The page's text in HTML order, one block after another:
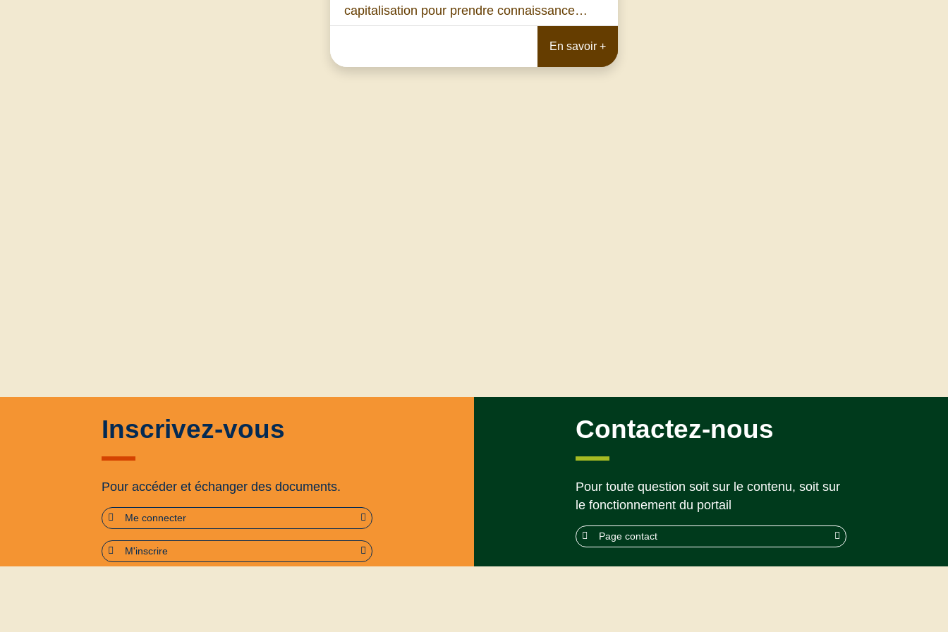
capitalisation pour prendre connaissance…
En savoir +
Inscrivez-vous
Pour accéder et échanger des documents.
Me connecter
M'inscrire
Contactez-nous
Pour toute question soit sur le contenu, soit sur
le fonctionnement du portail
Page contact